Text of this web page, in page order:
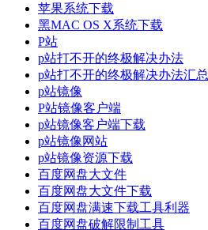
苹果系统下载
黑MAC OS X系统下载
P站
p站打不开的终极解决办法
p站打不开的终极解决办法汇总
p站镜像
P站镜像客户端
p站镜像客户端下载
p站镜像网站
p站镜像资源下载
百度网盘大文件
百度网盘大文件下载
百度网盘满速下载工具利器
百度网盘破解限制工具